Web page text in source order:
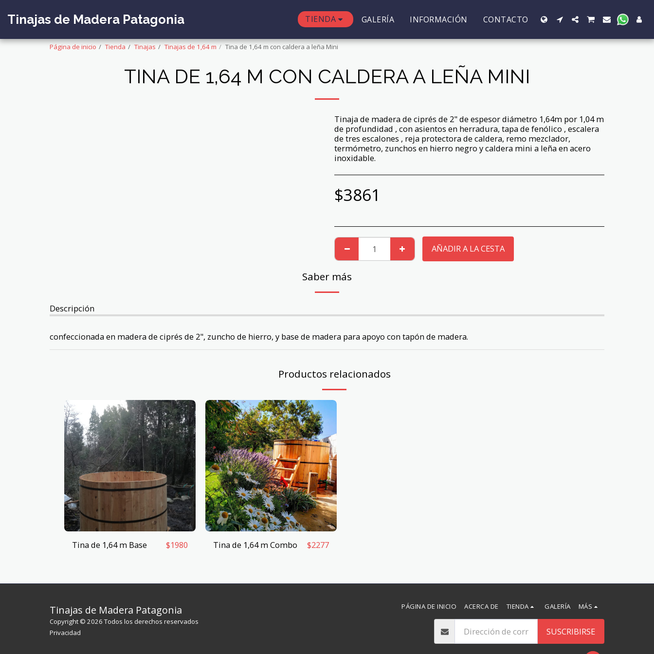
Tinajas de Madera Patagonia TIENDA GALERÍA INFORMACIÓN CONTACTO
Página de inicio Tienda Tinajas Tinajas de 1,64 m Tina de 1,64 m con caldera a leña Mini
TINA DE 1,64 M CON CALDERA A LEÑA MINI
Tinaja de madera de ciprés de 2" de espesor diámetro 1,64m por 1,04 m
de profundidad , con asientos en herradura, tapa de fenólico , escalera
de tres escalones , reja protectora de caldera, remo mezclador,
termómetro, zunchos en hierro negro y caldera mini a leña en acero
inoxidable.
$3861
AÑADIR A LA CESTA
Saber más
Descripción
confeccionada en madera de ciprés de 2", zuncho de hierro, y base de madera para apoyo con tapón de madera.
Productos relacionados
Tina de 1,64 m Base $1980 Tina de 1,64 m Combo $2277
Tinajas de Madera Patagonia
Copyright © 2026 Todos los derechos reservados
Privacidad
PÁGINA DE INICIO ACERCA DE TIENDA GALERÍA MÁS
SUSCRIBIRSE